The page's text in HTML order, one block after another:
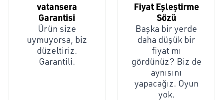
vatansera
Garantisi
Ürün size
uymuyorsa, biz
düzeltiriz.
Garantili.
Fiyat Eşleştirme
Sözü
Başka bir yerde
daha düşük bir
fiyat mı
gördünüz? Biz de
aynısını
yapacağız. Oyun
yok.